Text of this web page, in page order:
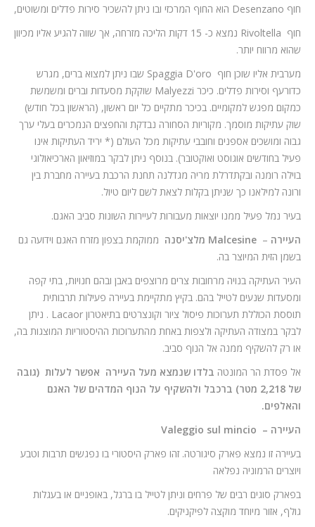
חוף Desenzano הוא החוף המרכזי ובו ניתן להשכיר סירות פדלים ומשוטים,
חוף Rivoltella נמצא כ- 15 דקות הליכה מזרחה, אך שווה להגיע אליו מכיוון
שהוא מרווח יותר.
מערבית אליו שוכן חוף Spaggia D'oro שבו ניתן למצוא ברים, מגרש
כדורעף וסירות פדלים. כיכר Malyezzi שוקקת מסעדות וברים ומשמשת
כמקום מפגש למקומיים. בכיכר מתקיים כל יום ראשון, (הראשון בכל חודש)
שוק עתיקות מוסמך. מקוריות הסחורה נבדקת והחפצים הנמכרים בעלי ערך
גבוה ומושכים אספנים וחובבי עתיקות מכל העולם (* יריד העתיקות אינו
פעיל בחודשים אוגוסט ואוקטובר). בנוסף ניתן לבקר במוזיאון הארכיאולוגי
בוילה רומנה ובקתדרלת מריה מגדלנה תחנת הרכבת בעיירה מחברת בין
ורונה למילאנו כך שניתן בקלות לצאת לשם ליום טיול.
בעיר נמל פעיל ממנו יוצאות מעבורות לעיירות השונות סביב האגם.
העיירה –
Malcesine מלצ'יסנה ממוקמת בצפון מזרח האגם וידועה גם
בשמן הזית המיוצר בה.
העיר העתיקה בנויה מרחובות צרים מרוצפים באבן ובהם חנויות, בתי קפה
ומסעדות שנעים לטייל בהם. בקיץ מתקיימת בעיירה פעילות תרבותית
תוססת הכוללת תערוכות פיסול ציור וקונצרטים בתיאטרון Lacaor . ניתן
לבקר במצודה העתיקה ולצפות באחת מהתערוכות ההיסטוריות המוצגות בה,
או רק להשקיף ממנה אל הנוף סביב.
אל פסדת הר המונטה בלדו שנמצא מעל העיירה אפשר לעלות (גובה
של 2,218 מטר) ברכבל ולהשקיף על הנוף המדהים של האגם
והאלפים.
העיירה – Valeggio sul mincio
בעיירה זו נמצא פארק סיגורטה. זהו פארק היסטורי בו נפגשים תרבות וטבע
ויוצרים הרמוניה נפלאה
בפארק סוגים רבים של פרחים וניתן לטייל בו ברגל, באופניים או בעגלות
גולף, אזור מיוחד מוקצה לפיקניקים.